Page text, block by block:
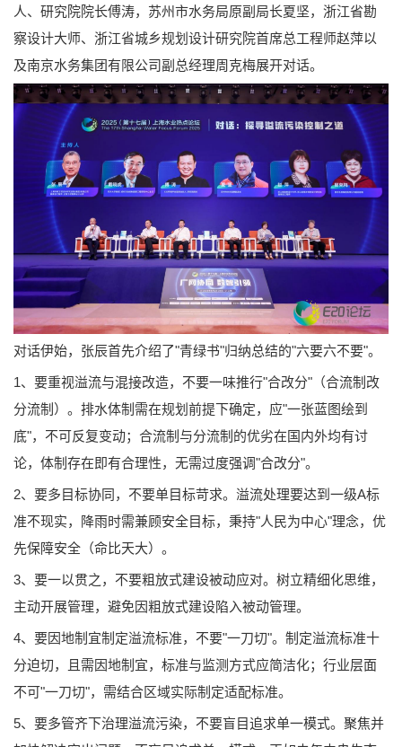
人、研究院院长傅涛，苏州市水务局原副局长夏坚，浙江省勘
察设计大师、浙江省城乡规划设计研究院首席总工程师赵萍以
及南京水务集团有限公司副总经理周克梅展开对话。
对话伊始，张辰首先介绍了"青绿书"归纳总结的"六要六不要"。
1、要重视溢流与混接改造，不要一味推行"合改分"（合流制改
分流制）。排水体制需在规划前提下确定，应"一张蓝图绘到
底"，不可反复变动；合流制与分流制的优劣在国内外均有讨
论，体制存在即有合理性，无需过度强调"合改分"。
2、要多目标协同，不要单目标苛求。溢流处理要达到一级A标
准不现实，降雨时需兼顾安全目标，秉持"人民为中心"理念，优
先保障安全（命比天大）。
3、要一以贯之，不要粗放式建设被动应对。树立精细化思维，
主动开展管理，避免因粗放式建设陷入被动管理。
4、要因地制宜制定溢流标准，不要"一刀切"。制定溢流标准十
分迫切，且需因地制宜，标准与监测方式应简洁化；行业层面
不可"一刀切"，需结合区域实际制定适配标准。
5、要多管齐下治理溢流污染，不要盲目追求单一模式。聚焦并